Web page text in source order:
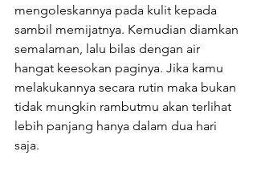
mengoleskannya pada kulit kepada
sambil memijatnya. Kemudian diamkan
semalaman, lalu bilas dengan air
hangat keesokan paginya. Jika kamu
melakukannya secara rutin maka bukan
tidak mungkin rambutmu akan terlihat
lebih panjang hanya dalam dua hari
saja.